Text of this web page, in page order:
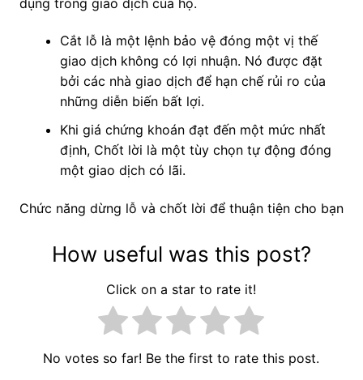
Cắt lỗ là một lệnh bảo vệ đóng một vị thế
giao dịch không có lợi nhuận. Nó được đặt
bởi các nhà giao dịch để hạn chế rủi ro của
những diễn biến bất lợi.
Khi giá chứng khoán đạt đến một mức nhất
định, Chốt lời là một tùy chọn tự động đóng
một giao dịch có lãi.
Chức năng dừng lỗ và chốt lời để thuận tiện cho bạn
How useful was this post?
Click on a star to rate it!
No votes so far! Be the first to rate this post.